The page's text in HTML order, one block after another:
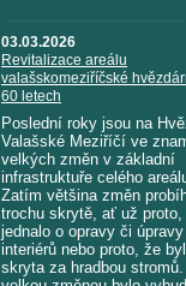
03.03.2026
Revitalizace areálu
valašskomeziříčské
60 letech
Poslední roky jsou na
Valašské Meziříčí ve
velkých změn v základní
infrastruktuře celého
Zatím většina změn
trochu skrytě, ať už
jednalo o opravy či úpravy
interiérů nebo proto, že
skryta za hradbou